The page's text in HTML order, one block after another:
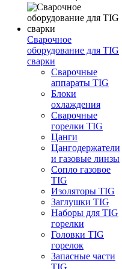
Сварочное
оборудование для TIG
сварки
Сварочные
аппараты TIG
Блоки
охлаждения
Сварочные
горелки TIG
Цанги
Цангодержатели
и газовые линзы
Сопло газовое
TIG
Изоляторы TIG
Заглушки TIG
Наборы для TIG
горелки
Головки TIG
горелок
Запасные части
TIG